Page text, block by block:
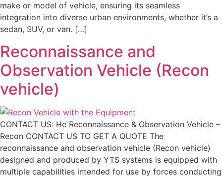
make or model of vehicle, ensuring its seamless
integration into diverse urban environments, whether it’s a
sedan, SUV, or van. […]
Reconnaissance and
Observation Vehicle‭ (‬Recon
vehicle‭)
CONTACT US: He Reconnaissance & Observation Vehicle –
Recon CONTACT US TO GET A QUOTE The
reconnaissance and observation vehicle‭ (‬Recon vehicle‭)
designed and produced by YTS systems ‬is equipped with
multiple capabilities intended for use by forces conducting‭